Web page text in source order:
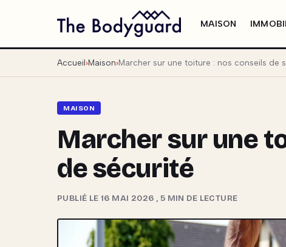
MAISON
Accueil Maison Marcher sur une toiture : nos conseils de
MAISON
Marcher sur une
de sécurité
PUBLIÉ LE 16 MAI 2026 , 5 MIN DE LECTURE